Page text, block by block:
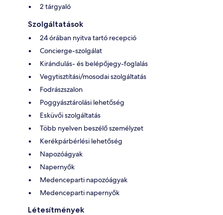
2 tárgyaló
Szolgáltatások
24 órában nyitva tartó recepció
Concierge-szolgálat
Kirándulás- és belépőjegy-foglalás
Vegytisztítási/mosodai szolgáltatás
Fodrászszalon
Poggyásztárolási lehetőség
Esküvői szolgáltatás
Több nyelven beszélő személyzet
Kerékpárbérlési lehetőség
Napozóágyak
Napernyők
Medenceparti napozóágyak
Medenceparti napernyők
Létesítmények